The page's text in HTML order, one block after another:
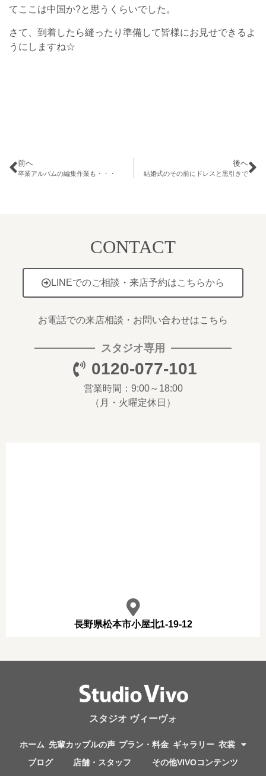
てここは中国か?と思うくらいでした。
さて、到着したら縫ったり準備して皆様にお見せできるよ
うにしますね☆
前へ
卒業アルバムの編集作業も・・・
後へ
結婚式のその前にドレスと黒引きで
CONTACT
LINEでのご相談・来店予約はこちらから
お電話での来店相談・お問い合わせはこちら
スタジオ専用
0120-077-101
営業時間：9:00～18:00
（月・火曜定休日）
長野県松本市小屋北1-19-12
スタジオ ヴィーヴォ
ホーム 先輩カップルの声 プラン・料金 ギャラリー 衣裳
ブログ
店舗・スタッフ その他VIVOコンテンツ